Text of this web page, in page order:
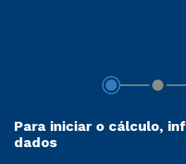
Para iniciar o cálculo,
dados